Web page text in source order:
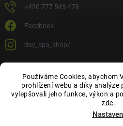
Používáme Cookies, abychom
prohlížení webu a díky analýze
vylepšovali jeho funkce, výkon a
zde.
+420 777 543 478
Facebook
day_spa_shop/
OCHRANA